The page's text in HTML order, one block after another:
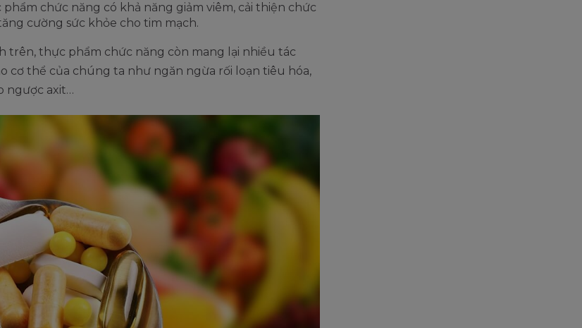
chức năng có khả năng giảm viêm, cải thiện chức
cường sức khỏe cho tim mạch.
trên, thực phẩm chức năng còn mang lại nhiều tác
cơ thể của chúng ta như ngăn ngừa rối loạn tiêu hóa,
ngược axit…